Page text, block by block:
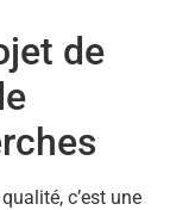
de
c’est une